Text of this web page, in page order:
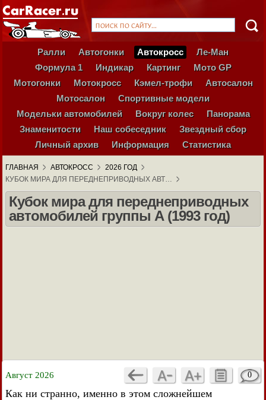
Ралли Автогонки Автокросс
Ле-Ман
Формула 1
Индикар Картинг
Мото GP
Мотогонки
Мотокросс Кэмел-трофи
Автосалон
Мотосалон
Спортивные модели
Модельки автомобилей
Вокруг колес
Панорама
Знаменитости
Наш собеседник
Звездный сбор
Личный архив
Информация Статистика
ГЛАВНАЯ АВТОКРОСС
2026 ГОД
КУБОК МИРА ДЛЯ ПЕРЕДНЕПРИВОДНЫХ АВТ…
Кубок мира для переднеприводных
автомобилей группы А (1993 год)
Август 2026 0
Как ни странно, именно в этом сложнейшем